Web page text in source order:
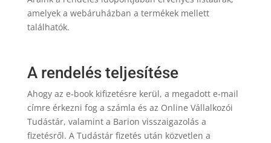
amelyek a webáruházban a termékek mellett
találhatók.
A rendelés teljesítése
Ahogy az e-book kifizetésre kerül, a megadott e-mail
címre érkezni fog a számla és az Online Vállalkozói
Tudástár, valamint a Barion visszaigazolás a
fizetésről. A Tudástár fizetés után közvetlen a